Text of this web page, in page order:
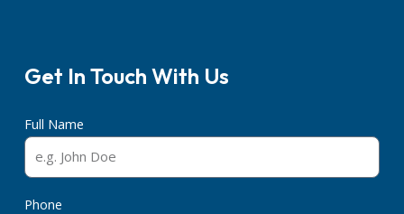
Get In Touch With Us
Full Name
Phone